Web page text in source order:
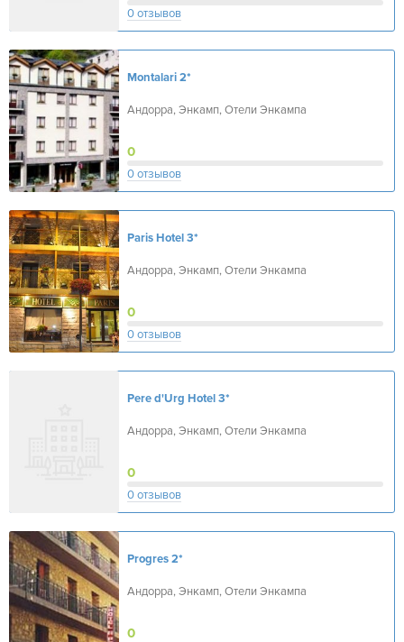
0 отзывов
Montalari2*
Андорра, Энкамп, Отели Энкампа
0
0 отзывов
Paris Hotel3*
Андорра, Энкамп, Отели Энкампа
0
0 отзывов
Pere d'Urg Hotel3*
Андорра, Энкамп, Отели Энкампа
0
0 отзывов
Progres2*
Андорра, Энкамп, Отели Энкампа
0